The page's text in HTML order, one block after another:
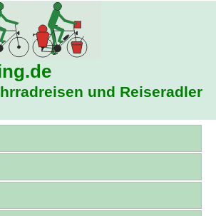
.de
und Reiseradler